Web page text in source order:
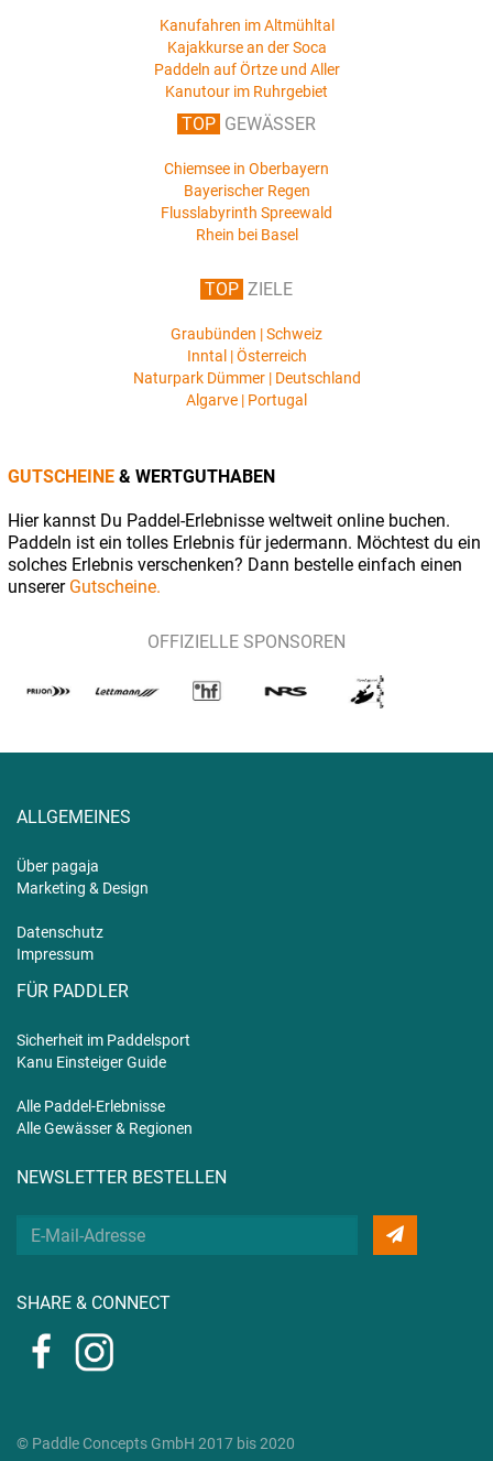
Kanufahren im Altmühltal
Kajakkurse an der Soca
Paddeln auf Örtze und Aller
Kanutour im Ruhrgebiet
TOP GEWÄSSER
Chiemsee in Oberbayern
Bayerischer Regen
Flusslabyrinth Spreewald
Rhein bei Basel
TOP ZIELE
Graubünden | Schweiz
Inntal | Österreich
Naturpark Dümmer | Deutschland
Algarve | Portugal
GUTSCHEINE & WERTGUTHABEN
Hier kannst Du Paddel-Erlebnisse weltweit online buchen.
Paddeln ist ein tolles Erlebnis für jedermann. Möchtest du ein
solches Erlebnis verschenken? Dann bestelle einfach einen
unserer Gutscheine.
OFFIZIELLE SPONSOREN
ALLGEMEINES
Über pagaja
Marketing & Design
Datenschutz
Impressum
FÜR PADDLER
Sicherheit im Paddelsport
Kanu Einsteiger Guide
Alle Paddel-Erlebnisse
Alle Gewässer & Regionen
NEWSLETTER BESTELLEN
Deine
SHARE & CONNECT
© Paddle Concepts GmbH 2017 bis 2020